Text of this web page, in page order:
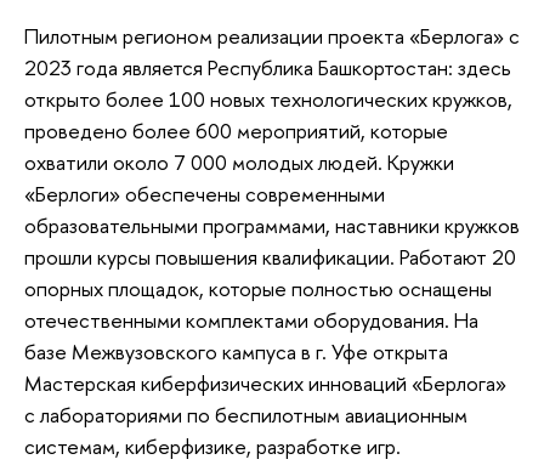
Пилотным регионом реализации проекта «Берлога» с
2023 года является Республика Башкортостан: здесь
открыто более 100 новых технологических кружков,
проведено более 600 мероприятий, которые
охватили около 7 000 молодых людей. Кружки
«Берлоги» обеспечены современными
образовательными программами, наставники кружков
прошли курсы повышения квалификации. Работают 20
опорных площадок, которые полностью оснащены
отечественными комплектами оборудования. На
базе Межвузовского кампуса в г. Уфе открыта
Мастерская киберфизических инноваций «Берлога»
с лабораториями по беспилотным авиационным
системам, киберфизике, разработке игр.